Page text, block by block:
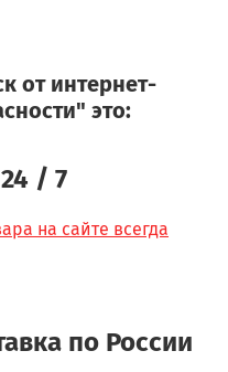
от интернет-
это:
/ 7
на сайте всегда
по России